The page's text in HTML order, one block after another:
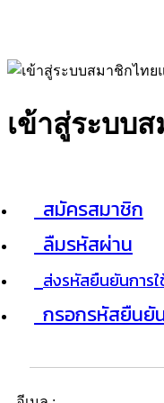
เข้าสู่ระบบ
สมัครสมาชิก
ลืมรหัสผ่าน
ส่งรหัสยืนยันการใ
กรอกรหัสยืนยั